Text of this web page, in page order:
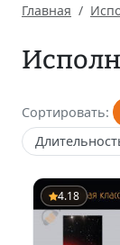
Главная
Сортировать:
4.18